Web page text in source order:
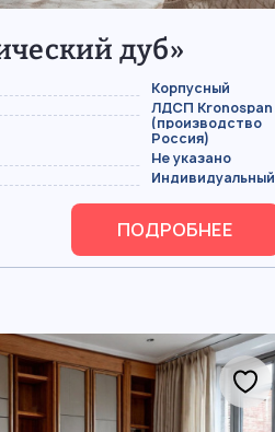
дуб»
Корпусный
ЛДСП Kronospan
(производство
Россия)
Не указано
Индивидуальный
ПОДРОБНЕЕ